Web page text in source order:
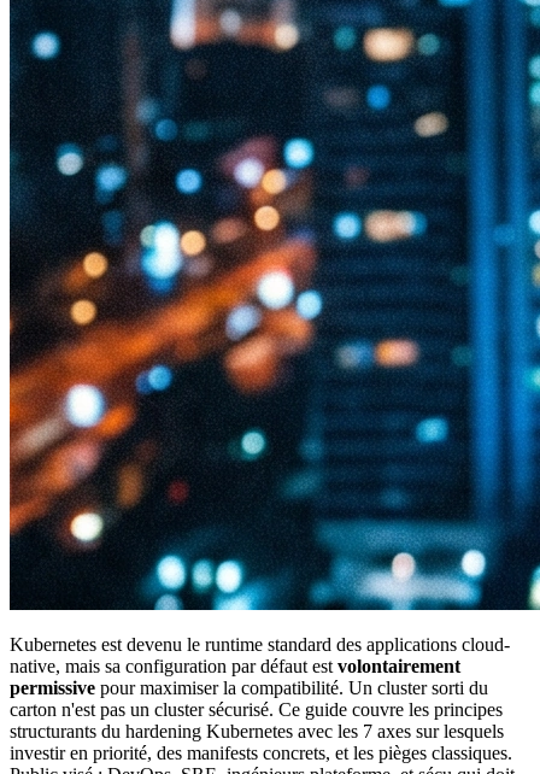
Kubernetes est devenu le runtime standard des applications cloud-
native, mais sa configuration par défaut est volontairement
permissive pour maximiser la compatibilité. Un cluster sorti du
carton n'est pas un cluster sécurisé. Ce guide couvre les principes
structurants du hardening Kubernetes avec les 7 axes sur lesquels
investir en priorité, des manifests concrets, et les pièges classiques.